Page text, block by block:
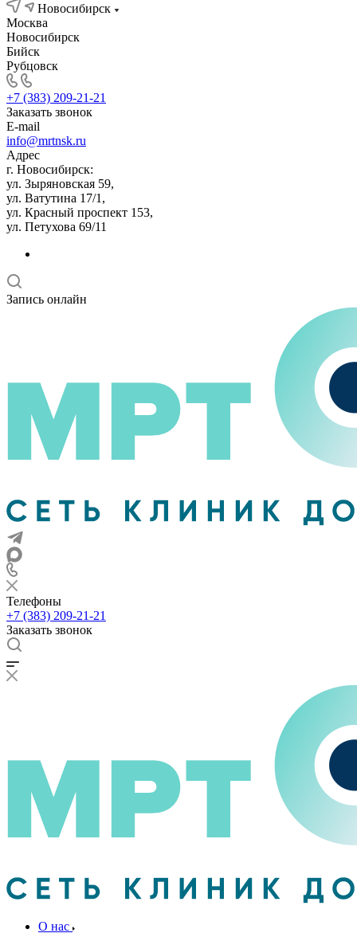
Новосибирск
Москва
Новосибирск
Бийск
Рубцовск
+7 (383) 209-21-21
Заказать звонок
E-mail
info@mrtnsk.ru
Адрес
г. Новосибирск:
ул. Зыряновская 59,
ул. Ватутина 17/1,
ул. Красный проспект 153,
ул. Петухова 69/11
Запись онлайн
Телефоны
+7 (383) 209-21-21
Заказать звонок
О нас